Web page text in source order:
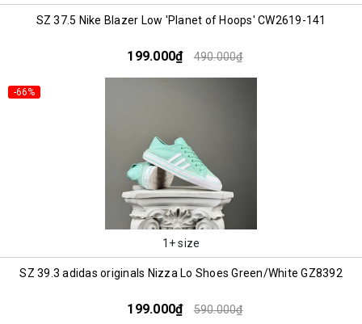
SZ 37.5 Nike Blazer Low 'Planet of Hoops' CW2619-141
199.000₫ 490.000₫
-66%
1+ size
SZ 39.3 adidas originals Nizza Lo Shoes Green/White GZ8392
199.000₫ 590.000₫